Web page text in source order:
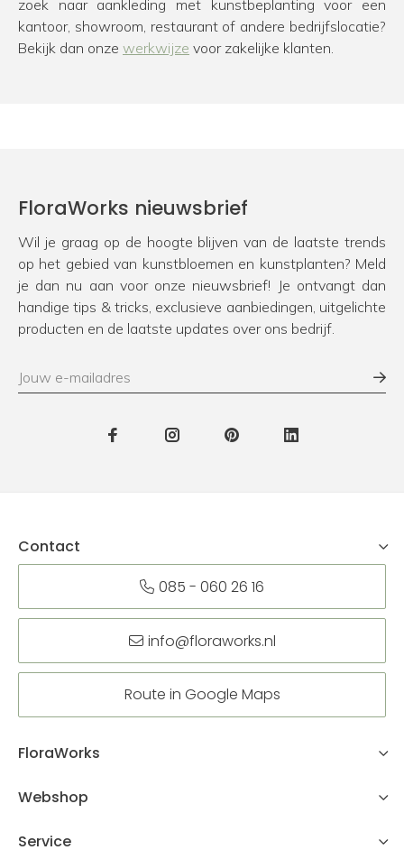
zoek naar aankleding met kunstbeplanting voor een
kantoor, showroom, restaurant of andere bedrijfslocatie?
Bekijk dan onze werkwijze voor zakelijke klanten.
FloraWorks nieuwsbrief
Wil je graag op de hoogte blijven van de laatste trends
op het gebied van kunstbloemen en kunstplanten? Meld
je dan nu aan voor onze nieuwsbrief! Je ontvangt dan
handige tips & tricks, exclusieve aanbiedingen, uitgelichte
producten en de laatste updates over ons bedrijf.
Contact
085 - 060 26 16
info@floraworks.nl
Route in Google Maps
FloraWorks
Webshop
Service